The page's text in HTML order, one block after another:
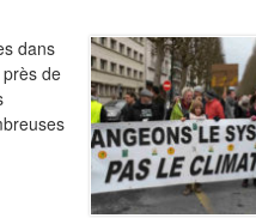
dans
de